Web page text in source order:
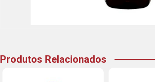
Produtos Relacionados